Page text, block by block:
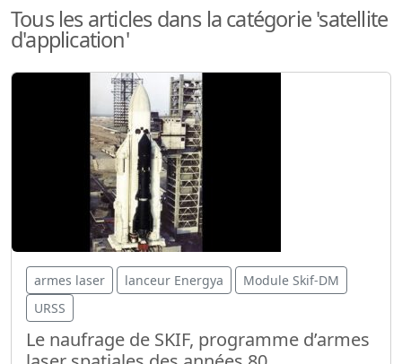
Tous les articles dans la catégorie 'satellite
d'application'
armes laser lanceur Energya
Module Skif-DM
URSS
Le naufrage de SKIF, programme d’armes